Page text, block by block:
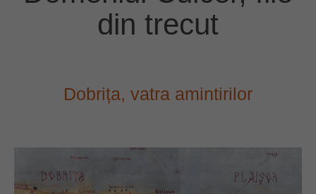
din trecut
Dobrița, vatra amintirilor